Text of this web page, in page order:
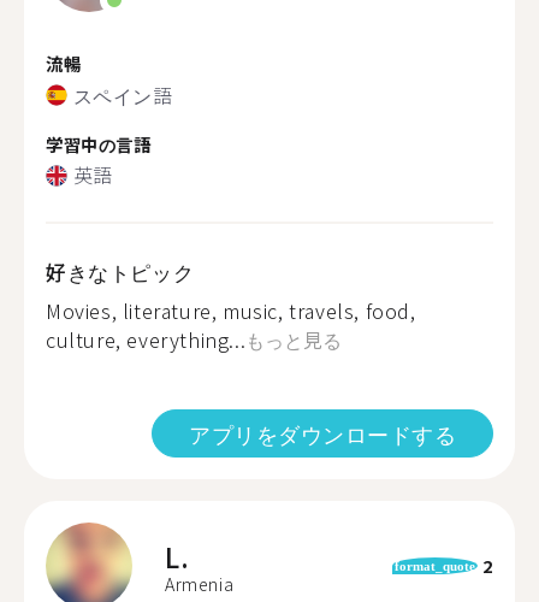
流暢
スペイン語
学習中の言語
英語
好きなトピック
Movies, literature, music, travels, food,
culture, everything...もっと見る
アプリをダウンロードする
L.
Armenia
format_quote 2